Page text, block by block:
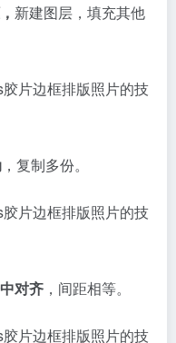
新建图层，填充其他
，复制多份。
对齐 ，间距相等。